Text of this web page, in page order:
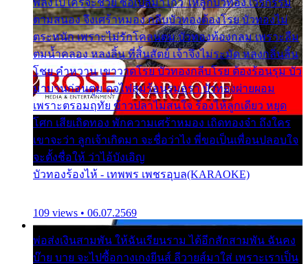
ตามสนอง จึงเศร้าหมอง กลีบบัวทองต้องโรย บัวทองไม่
ตระหนัก เพราะไม่รักโคลนตม บัวทองท้องกลม เพราะลืม
ตมน้ำคลอง หลงลิ้น ที่สิ้นสัตย์ เจ้าจึงไม่ระมัด หลงกลิ่นลิ้น
โชย คำหวาน เขาวาดโรย บัวทองกลีบโรย ต้องร้อนรุม บัว
มาบานก่อนตูม ดุจไฟสุมร้อนรุมอุรา บัวทองผ่ายผอม
เพราะตรอมฤทัย ข้าวปลาไม่สนใจ ร้องไห้ลูกเดียว หยุด
โศก เสียเถิดทอง พักความเศร้าหมอง เถิดทองจ๋า ถึงใคร
เขาจะว่า ลูกเจ้าเกิดมา จะชื่อว่าไง พี่ขอเป็นเพื่อนปลอบใจ
จะตั้งชื่อให้ ว่าไอ้บังเอิญ
บัวทองร้องไห้ - เทพพร เพชรอุบล(KARAOKE)
109 views • 06.07.2569
พ่อส่งเงินสามพัน ให้ฉันเรียนราม ได้อีกสักสามพัน ฉันคง
บ๊าย บาย จะไปซื้อกางเกงยีนส์ ลีวายส์มาใส่ เพราะเราเป็น